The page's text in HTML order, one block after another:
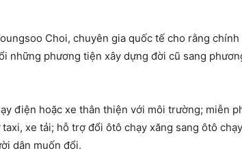
Choi, chuyên gia quốc tế cho rằng chính
những phương tiện xây dựng đời cũ sang
điện hoặc xe thân thiện với môi trường; miễn
xe tải; hỗ trợ đổi ôtô chạy xăng sang ôtô
dân muốn đổi.